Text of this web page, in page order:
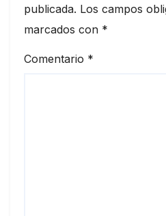
publicada. Los campos
marcados con *
Comentario *